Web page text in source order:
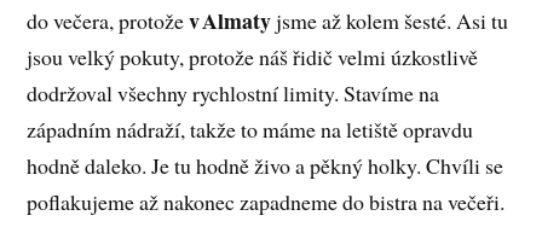
do večera, protožev Almatyjsme až kolem šesté. Asi tu
jsou velký pokuty, protože náš řidič velmi úzkostlivě
dodržoval všechny rychlostní limity. Stavíme na
západním nádraží, takže to máme na letiště opravdu
hodně daleko. Je tu hodně živo a pěkný holky. Chvíli se
poflakujeme až nakonec zapadneme do bistra na večeři.